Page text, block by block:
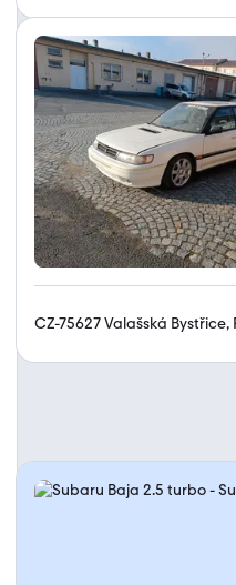
CZ-75627 Valašská